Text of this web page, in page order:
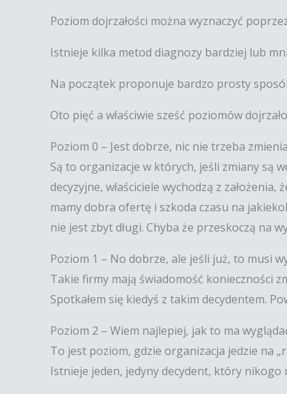
Poziom dojrzałości można wyznaczyć
Istnieje kilka metod diagnozy bardziej lub
Na początek proponuje bardzo prosty
Oto pięć a właściwie sześć poziomów
Poziom 0 – Jest dobrze, nic nie trzeba
Są to organizacje w których, jeśli zmiany są
decyzyjne, właściciele wychodzą z
mamy dobra ofertę i szkoda czasu na
nie jest zbyt długi. Chyba że przeskoczą na
Poziom 1 – No dobrze, ale jeśli już, to musi
Takie firmy mają świadomość konieczności
Spotkałem się kiedyś z takim decydentem.
Poziom 2 – Wiem najlepiej, jak to ma
To jest poziom, gdzie organizacja jedzie na
Istnieje jeden, jedyny decydent, który nikogo